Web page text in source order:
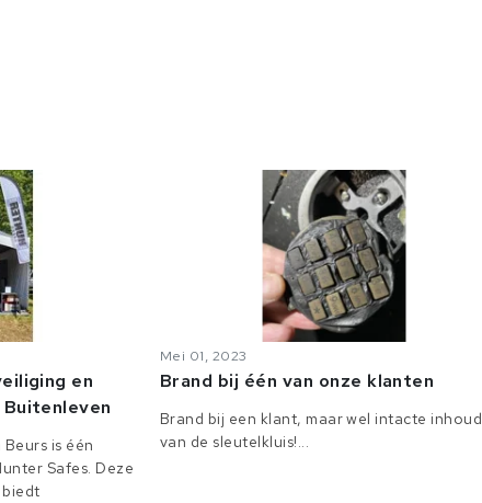
en
is één
Safes. Deze
biedt
Mei 01, 2023
Brand bij één van onze klanten
Brand bij een klant, maar wel intacte inhoud
van de sleutelkluis!...